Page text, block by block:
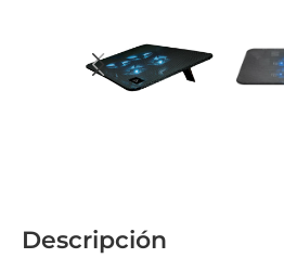
Descripción